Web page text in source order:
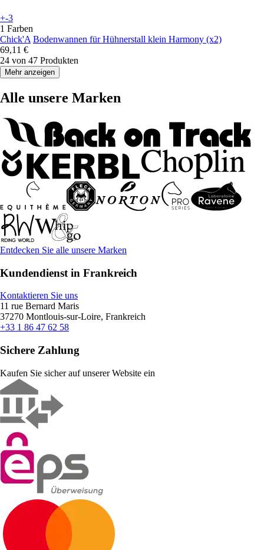
+-3
1 Farben
Chick'A Bodenwannen für Hühnerstall klein Harmony (x2)
69,11 €
24 von 47 Produkten
Mehr anzeigen
Alle unsere Marken
Entdecken Sie alle unsere Marken
Kundendienst in Frankreich
Kontaktieren Sie uns
11 rue Bernard Maris
37270 Montlouis-sur-Loire, Frankreich
+33 1 86 47 62 58
Sichere Zahlung
Kaufen Sie sicher auf unserer Website ein